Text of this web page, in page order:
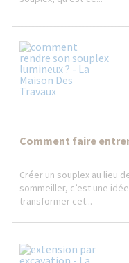
Comment faire
Créer un souplex au lieu
sommeiller, c’est une
transformer cet...